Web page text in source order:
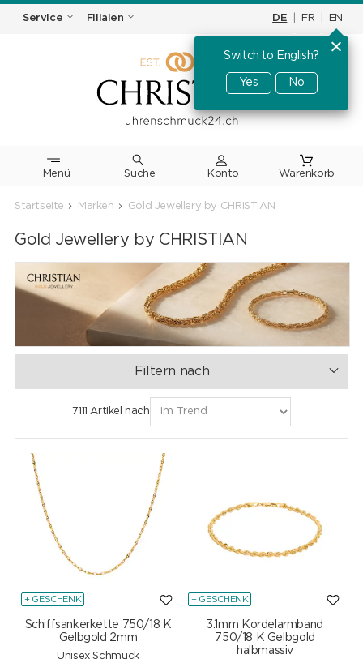
Service Filialen DE FR EN
Switch to English?
Yes No
Menü Suche Warenkorb
Startseite Marken Gold Jewellery by CHRISTIAN
Gold Jewellery by CHRISTIAN
Filtern nach
7111 Artikel nach
+ GESCHENK
Schiffsankerkette 750/18 K
Gelbgold 2mm
Unisex Schmuck
+ GESCHENK
3.1mm Kordelarmband
750/18 K Gelbgold
halbmassiv